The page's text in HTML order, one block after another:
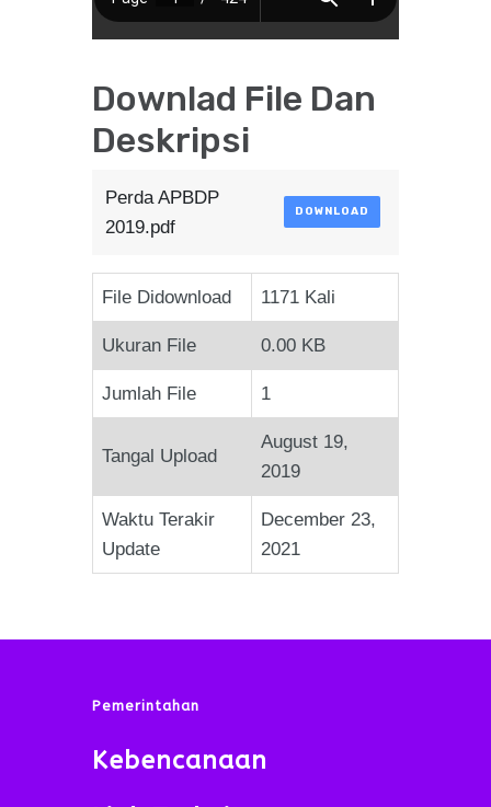
Downlad File Dan
Deskripsi
Perda APBDP
2019.pdf
DOWNLOAD
File Didownload 1171 Kali
Ukuran File 0.00 KB
Jumlah File 1
Tangal Upload
August 19,
2019
Waktu Terakir
Update
December 23,
2021
Pemerintahan
Kebencanaan